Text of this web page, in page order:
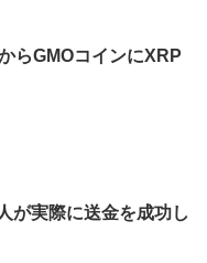
らGMOコインにXRP
が実際に送金を成功し